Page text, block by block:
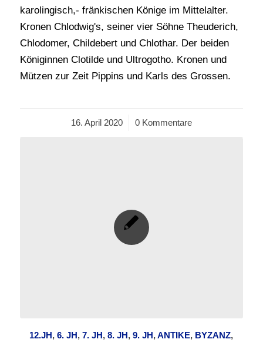
karolingisch,- fränkischen Könige im Mittelalter.
Kronen Chlodwig's, seiner vier Söhne Theuderich,
Chlodomer, Childebert und Chlothar. Der beiden
Königinnen Clotilde und Ultrogotho. Kronen und
Mützen zur Zeit Pippins und Karls des Grossen.
16. April 2020
/ 0 Kommentare
12.JH,6. JH,7. JH,8. JH,9. JH,ANTIKE, BYZANZ,